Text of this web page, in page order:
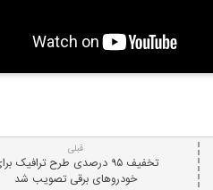
قبلی
تخفیف ۹۵ درصدی طرح ترافیک
خودروهای برقی تصویب شد